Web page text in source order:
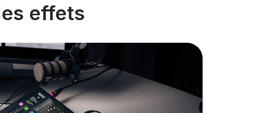
effets